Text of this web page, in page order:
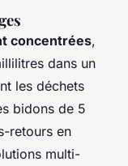
concentrées,
dans un
les déchets
bidons de 5
retours en
multi-